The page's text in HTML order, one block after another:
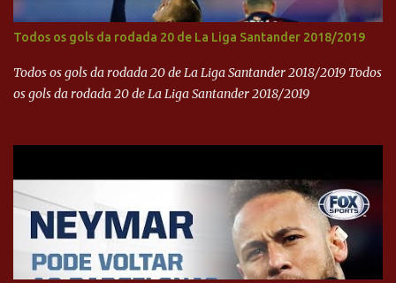
Todos os gols da rodada 20 de La Liga Santander 2018/2019
Todos os gols da rodada 20 de La Liga Santander 2018/2019 Todos
os gols da rodada 20 de La Liga Santander 2018/2019